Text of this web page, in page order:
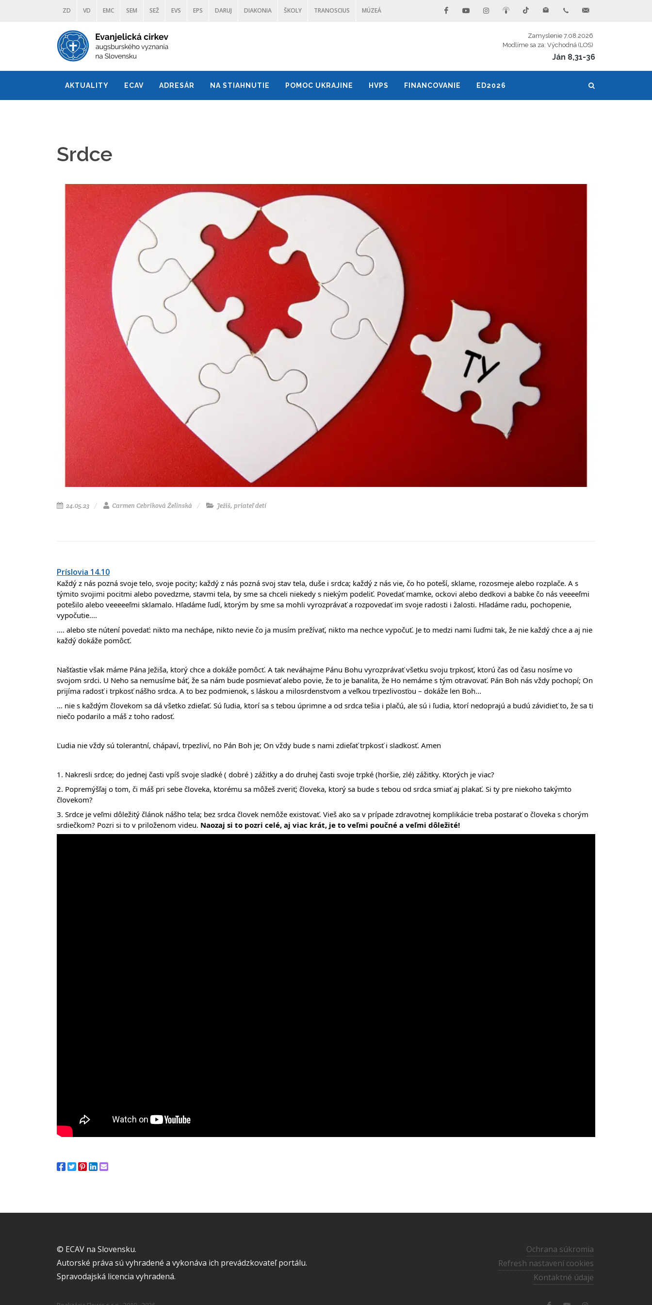
ZD VD EMC SEM SEŽ EVS EPS DARUJ DIAKONIA ŠKOLY TRANOSCIUS MÚZEÁ
Zamyslenie 7.08.2026
Modlíme sa za: Východná (LOS)
Ján 8,31-36
AKTUALITY ECAV ADRESÁR NA STIAHNUTIE POMOC UKRAJINE HVPS FINANCOVANIE ED2026
Srdce
24.05.23 Carmen Cebriková Želinská Ježiš, priateľ detí
Príslovia 14.10
Každý z nás pozná svoje telo, svoje pocity; každý z nás pozná svoj stav tela, duše i srdca; každý z nás vie, čo ho poteší, sklame, rozosmeje alebo rozplače. A s
týmito svojimi pocitmi alebo povedzme, stavmi tela, by sme sa chceli niekedy s niekým podeliť. Povedať mamke, ockovi alebo dedkovi a babke čo nás veeeeľmi
potešilo alebo veeeeeľmi sklamalo. Hľadáme ľudí, ktorým by sme sa mohli vyrozprávať a rozpovedať im svoje radosti i žalosti. Hľadáme radu, pochopenie,
vypočutie....
.... alebo ste nútení povedať: nikto ma nechápe, nikto nevie čo ja musím prežívať, nikto ma nechce vypočuť. Je to medzi nami ľuďmi tak, že nie každý chce a aj nie
každý dokáže pomôcť.
Našťastie však máme Pána Ježiša, ktorý chce a dokáže pomôcť. A tak neváhajme Pánu Bohu vyrozprávať všetku svoju trpkosť, ktorú čas od času nosíme vo
svojom srdci. U Neho sa nemusíme báť, že sa nám bude posmievať alebo povie, že to je banalita, že Ho nemáme s tým otravovať. Pán Boh nás vždy pochopí; On
prijíma radosť i trpkosť nášho srdca. A to bez podmienok, s láskou a milosrdenstvom a veľkou trpezlivosťou – dokáže len Boh...
... nie s každým človekom sa dá všetko zdieľať. Sú ľudia, ktorí sa s tebou úprimne a od srdca tešia i plačú, ale sú i ľudia, ktorí nedoprajú a budú závidieť to, že sa ti
niečo podarilo a máš z toho radosť.
Ľudia nie vždy sú tolerantní, chápaví, trpezliví, no Pán Boh je; On vždy bude s nami zdieľať trpkosť i sladkosť. Amen
1. Nakresli srdce; do jednej časti vpíš svoje sladké ( dobré ) zážitky a do druhej časti svoje trpké (horšie, zlé) zážitky. Ktorých je viac?
2. Popremýšľaj o tom, či máš pri sebe človeka, ktorému sa môžeš zveriť; človeka, ktorý sa bude s tebou od srdca smiať aj plakať. Si ty pre niekoho takýmto
človekom?
3. Srdce je veľmi dôležitý článok nášho tela; bez srdca človek nemôže existovať. Vieš ako sa v prípade zdravotnej komplikácie treba postarať o človeka s chorým
srdiečkom? Pozri si to v priloženom videu. Naozaj si to pozri celé, aj viac krát, je to veľmi poučné a veľmi dôležité!
© ECAV na Slovensku.
Autorské práva sú vyhradené a vykonáva ich prevádzkovateľ portálu.
Spravodajská licencia vyhradená.
Ochrana súkromia
Refresh nastavení cookies
Kontaktné údaje